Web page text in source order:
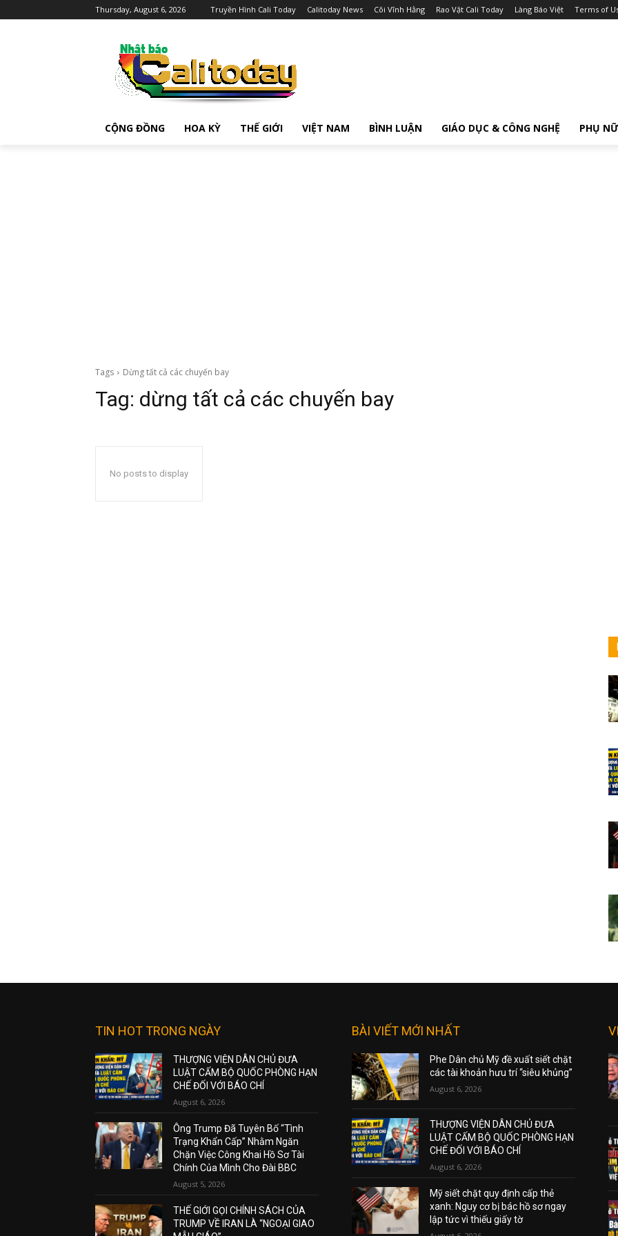
Thursday, August 6, 2026 Truyền Hình Cali Today Calitoday News Cõi Vĩnh Hằng Rao Vặt Cali Today Làng Báo Việt Terms of
CỘNG ĐỒNG HOA KỲ THẾ GIỚI VIỆT NAM BÌNH LUẬN GIÁO DỤC & CÔNG NGHỆ PHỤ NỮ
Tags Dừng tất cả các chuyến bay
Tag: dừng tất cả các chuyến bay
No posts to display
TIN HOT TRONG NGÀY
THƯỢNG VIỆN DÂN CHỦ ĐƯA
LUẬT CẤM BỘ QUỐC PHÒNG HẠN
CHẾ ĐỐI VỚI BÁO CHÍ
August 6, 2026
Ông Trump Đã Tuyên Bố “Tình
Trạng Khẩn Cấp” Nhằm Ngăn
Chặn Việc Công Khai Hồ Sơ Tài
Chính Của Mình Cho Đài BBC
August 5, 2026
THẾ GIỚI GỌI CHÍNH SÁCH CỦA
TRUMP VỀ IRAN LÀ “NGOẠI GIAO
BÀI VIẾT MỚI NHẤT
Phe Dân chủ Mỹ đề xuất siết chặt
các tài khoản hưu trí “siêu khủng”
August 6, 2026
THƯỢNG VIỆN DÂN CHỦ ĐƯA
LUẬT CẤM BỘ QUỐC PHÒNG HẠN
CHẾ ĐỐI VỚI BÁO CHÍ
August 6, 2026
Mỹ siết chặt quy định cấp thẻ
xanh: Nguy cơ bị bác hồ sơ ngay
lập tức vì thiếu giấy tờ